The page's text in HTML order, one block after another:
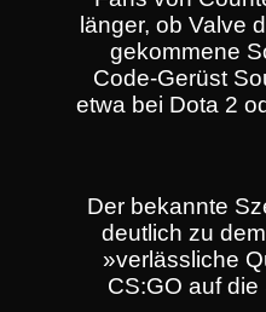
länger, ob Valve
gekommene
Code-Gerüst
etwa bei Dota 2
Der bekannte
deutlich zu
»verlässliche
CS:GO auf